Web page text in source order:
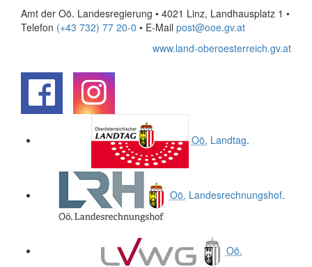
Amt der Oö. Landesregierung • 4021 Linz, Landhausplatz 1 •
Telefon (+43 732) 77 20-0 • E-Mail post@ooe.gv.at
www.land-oberoesterreich.gv.at
Oö. Landtag.
Oö. Landesrechnungshof.
Oö.